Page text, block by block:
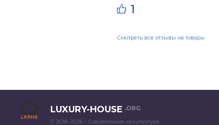
1
Смотреть все отзывы на товары
LUXURY-HOUSE .ORG
© 2018–2026 – Современная архитектура